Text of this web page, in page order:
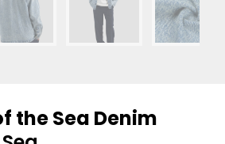
the Sea Denim